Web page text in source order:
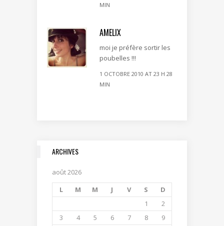
MIN
AMELIX
moi je préfère sortir les
poubelles !!!
1 OCTOBRE 2010 AT 23 H 28
MIN
ARCHIVES
août 2026
L
M M J V S
D
1
2
3
4 5 6 7 8
9